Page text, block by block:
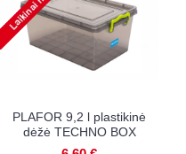
l plastikinė
BOX
PLAFOR
dėžė